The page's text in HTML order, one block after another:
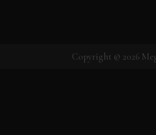
Copyright © 2026